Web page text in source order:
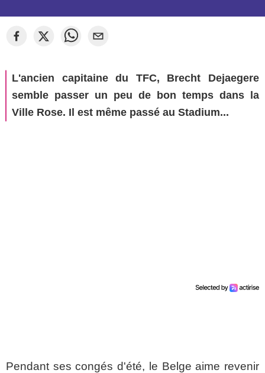
L'ancien capitaine du TFC, Brecht Dejaegere
semble passer un peu de bon temps dans la
Ville Rose. Il est même passé au Stadium...
Pendant ses congés d'été, le Belge aime revenir